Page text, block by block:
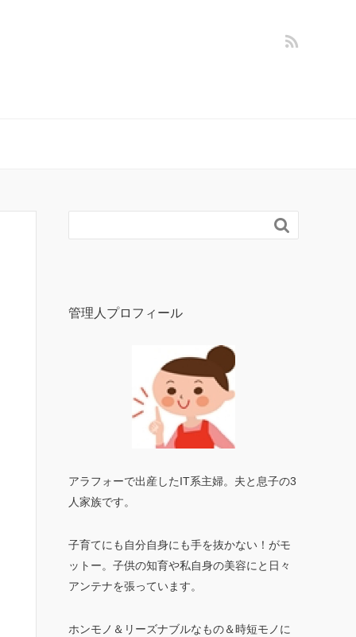

管理人プロフィール
アラフォーで出産したIT系主婦。夫と息子の3
人家族です。
子育てにも自分自身にも手を抜かない！がモ
ットー。子供の知育や私自身の美容にと日々
アンテナを張っています。
ホンモノ＆リーズナブルなもの＆時短モノに